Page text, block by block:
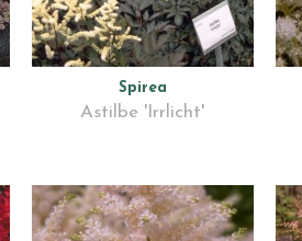
Spirea
Astilbe 'Irrlicht'